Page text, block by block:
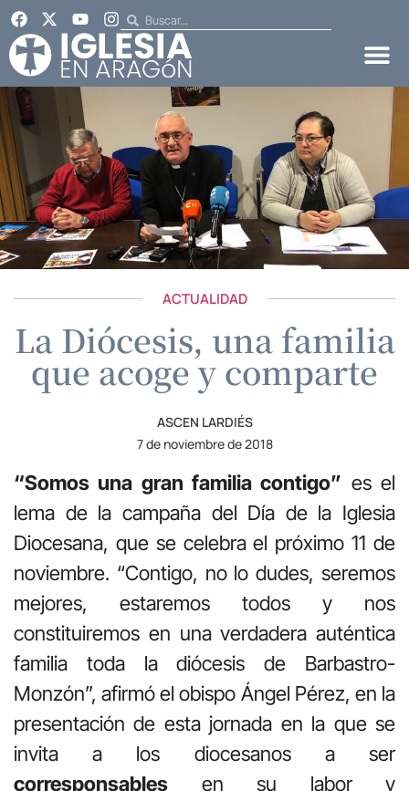
ACTUALIDAD
La Diócesis, una familia
que acoge y comparte
ASCEN LARDIÉS
7 de noviembre de 2018
“Somos una gran familia contigo” es el
lema de la campaña del Día de la Iglesia
Diocesana, que se celebra el próximo 11 de
noviembre. “Contigo, no lo dudes, seremos
mejores, estaremos todos y nos
constituiremos en una verdadera auténtica
familia toda la diócesis de Barbastro-
Monzón”, afirmó el obispo Ángel Pérez, en la
presentación de esta jornada en la que se
invita a los diocesanos a ser
corresponsables en su labor y